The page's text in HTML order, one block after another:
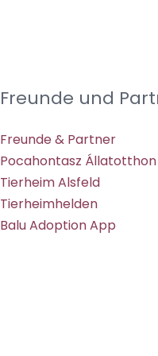
Freunde und
Freunde & Partner
Pocahontasz Állatotthon
Tierheim Alsfeld
Tierheimhelden
Balu Adoption App